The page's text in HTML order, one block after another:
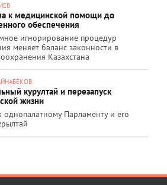
к медицинской помощи до
обеспечения
игнорирование процедур
меняет баланс законности в
Казахстана
курултай и перезапуск
жизни
однопалатному Парламенту и его